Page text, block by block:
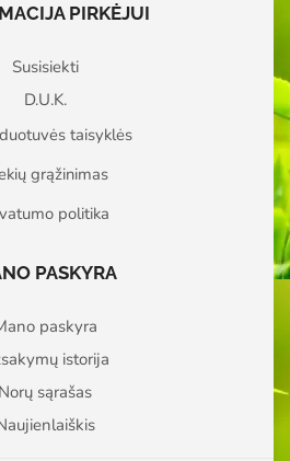
PIRKĖJUI
Susisiekti
D.U.K.
taisyklės
grąžinimas
politika
PASKYRA
paskyra
istorija
Norų sąrašas